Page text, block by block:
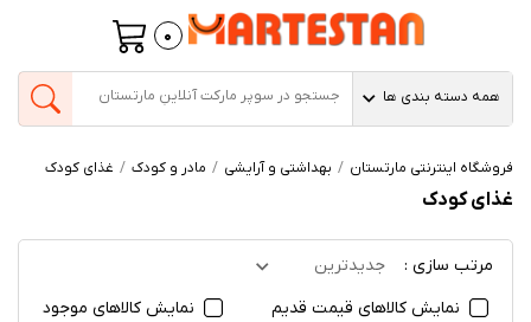
0
همه دسته بندی ها
فروشگاه اینترنتی مارتستان بهداشتی و آرایشی مادر و کودک غذای کودک
غذای کودک
مرتب سازی :
جدیدترین
نمایش کالاهای قیمت قدیم
نمایش کالاهای موجود